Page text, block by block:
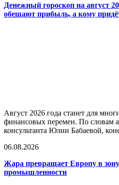
Денежный гороскоп на август
обещают прибыль, а кому
Август 2026 года станет для
финансовых перемен. По словам
консультанта Юлии Бабаевой,
06.08.2026
Жара превращает Европу в
промышленности